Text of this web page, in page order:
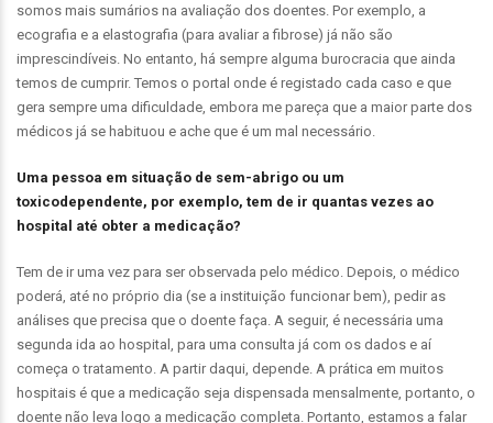
somos mais sumários na avaliação dos doentes. Por exemplo, a
ecografia e a elastografia (para avaliar a fibrose) já não são
imprescindíveis. No entanto, há sempre alguma burocracia que ainda
temos de cumprir. Temos o portal onde é registado cada caso e que
gera sempre uma dificuldade, embora me pareça que a maior parte dos
médicos já se habituou e ache que é um mal necessário.
Uma pessoa em situação de sem-abrigo ou um
toxicodependente, por exemplo, tem de ir quantas vezes ao
hospital até obter a medicação?
Tem de ir uma vez para ser observada pelo médico. Depois, o médico
poderá, até no próprio dia (se a instituição funcionar bem), pedir as
análises que precisa que o doente faça. A seguir, é necessária uma
segunda ida ao hospital, para uma consulta já com os dados e aí
começa o tratamento. A partir daqui, depende. A prática em muitos
hospitais é que a medicação seja dispensada mensalmente, portanto, o
doente não leva logo a medicação completa. Portanto, estamos a falar